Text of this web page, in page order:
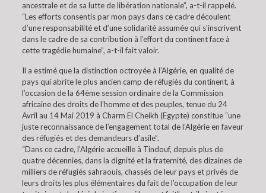
ancestrale et de sa lutte de libération nationale”, a-t-il rappelé.
“Les efforts consentis par mon pays dans ce cadre découlent
d’une responsabilité et d’une solidarité assumée qui s’inscrivent
dans le cadre de sa contribution à l’effort du continent face à
cette tragédie humaine”, a-t-il fait valoir.
Il a estimé que la distinction octroyée à l’Algérie, en qualité de
pays qui abrite le plus ancien camp de réfugiés du continent, à
l’occasion de la 64ème session ordinaire de la Commission
africaine des droits de l’homme et des peuples, tenue du 24
Avril au 14 Mai 2019 à Charm El Cheikh (Egypte) constitue “une
juste reconnaissance de l’engagement total de l’Algérie en faveur
des réfugiés et des demandeurs d’asile”.
“Dans ce cadre, l’Algérie accueille à Tindouf, depuis plus de
quatre décennies, dans la dignité et la fraternité, des dizaines de
milliers de réfugiés sahraouis, chassés de leur pays et privés de
leurs droits les plus élémentaires du fait de l’occupation de leur